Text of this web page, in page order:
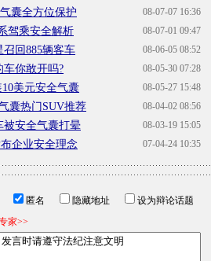
08-07-07 16:36
囊全方位保护
08-07-01 09:47
驾乘安全解析
08-06-05 08:52
回885辆客车
08-05-30 07:28
车你敢开吗?
08-05-27 15:48
美元安全气囊
08-04-02 08:56
囊热门SUV推荐
08-03-19 15:05
被安全气囊打晕
07-04-24 10:35
企业安全理念
匿名 隐藏地址
设为辩论话题
家>>